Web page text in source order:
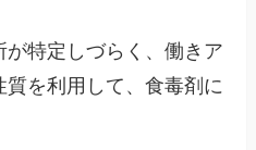
特定しづらく、働きア
質を利用して、食毒剤に